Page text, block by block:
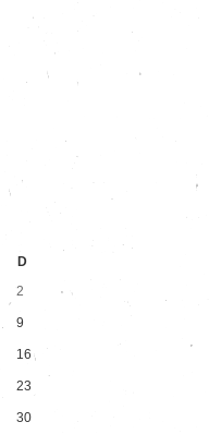
D
2
9
16
23
30